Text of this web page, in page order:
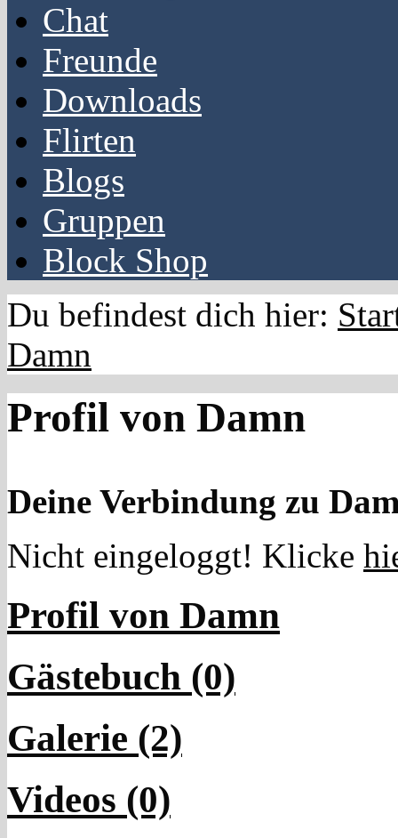
Chat
Freunde
Downloads
Flirten
Blogs
Gruppen
Block Shop
Du befindest dich hier:
Damn
Profil von Damn
Deine Verbindung zu
Nicht eingeloggt! Klicke
Profil von Damn
Gästebuch (0)
Galerie (2)
Videos (0)